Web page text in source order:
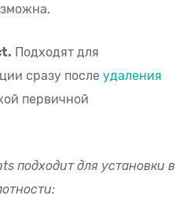
Подходят для
сразу после удаления
первичной
подходит для установки в